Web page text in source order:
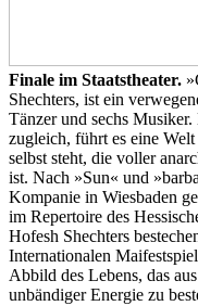
Finale im Staatstheater.
Shechters, ist ein
Tänzer und sechs
zugleich, führt es eine
selbst steht, die voller
ist. Nach »Sun« und
Kompanie in Wiesbaden
im Repertoire des
Hofesh Shechters
Internationalen
Abbild des Lebens, das
unbändiger Energie zu